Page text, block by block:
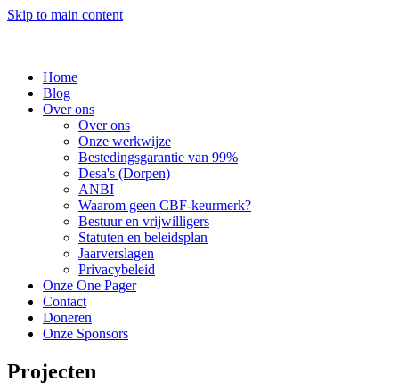
Skip to main content
Home
Blog
Over ons
Over ons
Onze werkwijze
Bestedingsgarantie van 99%
Desa's (Dorpen)
ANBI
Waarom geen CBF-keurmerk?
Bestuur en vrijwilligers
Statuten en beleidsplan
Jaarverslagen
Privacybeleid
Onze One Pager
Contact
Doneren
Onze Sponsors
Projecten